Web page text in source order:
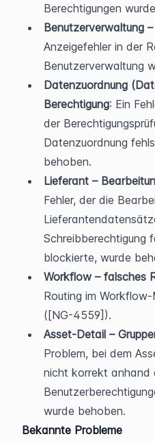
Berechtigungen
Benutzerverwaltung
Anzeigefehler in der
Benutzerverwaltung
Datenzuordnung
Berechtigung: Ein
der
Datenzuordnung
behoben.
Lieferant –
Fehler, der die
Schreibberechtigung
blockierte, wurde
Workflow – falsches
Routing im
([NG-4559]).
Asset-Detail –
Problem, bei dem
nicht korrekt anhand
wurde behoben.
Bekannte Probleme